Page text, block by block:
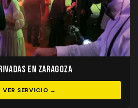
en Zaragoza
VER SERVICIO →